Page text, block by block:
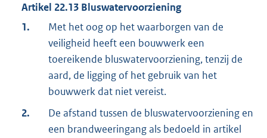
Artikel 22.13 Bluswatervoorziening
1.
Met het oog op het waarborgen van de
veiligheid heeft een bouwwerk een
toereikende bluswatervoorziening, tenzij de
aard, de ligging of het gebruik van het
bouwwerk dat niet vereist.
2.
De afstand tussen de bluswatervoorziening en
een brandweeringang als bedoeld in artikel